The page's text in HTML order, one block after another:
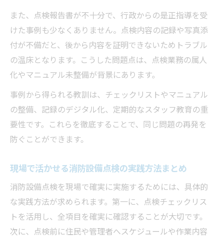
また、点検報告書が不十分で、行政からの是正指導を受
けた事例も少なくありません。点検内容の記録や写真添
付が不備だと、後から内容を証明できないためトラブル
の温床となります。こうした問題点は、点検業務の属人
化やマニュアル未整備が背景にあります。
事例から得られる教訓は、チェックリストやマニュアル
の整備、記録のデジタル化、定期的なスタッフ教育の重
要性です。これらを徹底することで、同じ問題の再発を
防ぐことができます。
現場で活かせる消防設備点検の実践方法まとめ
消防設備点検を現場で確実に実施するためには、具体的
な実践方法が求められます。第一に、点検チェックリス
トを活用し、全項目を確実に確認することが大切です。
次に、点検前に住民や管理者へスケジュールや作業内容